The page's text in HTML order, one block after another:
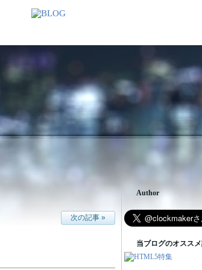
次の記事 »
Author
当ブログのオスス